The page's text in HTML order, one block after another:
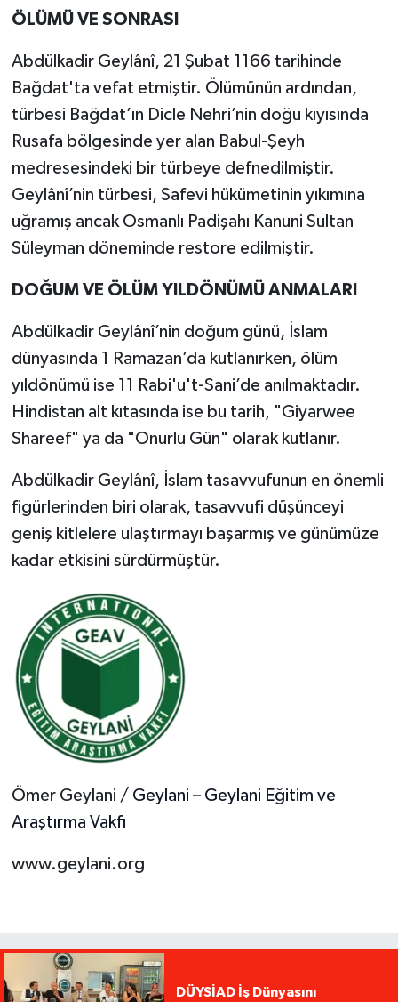
ÖLÜMÜ VE SONRASI
Abdülkadir Geylânî, 21 Şubat 1166 tarihinde
Bağdat'ta vefat etmiştir. Ölümünün ardından,
türbesi Bağdat’ın Dicle Nehri’nin doğu kıyısında
Rusafa bölgesinde yer alan Babul-Şeyh
medresesindeki bir türbeye defnedilmiştir.
Geylânî’nin türbesi, Safevi hükümetinin yıkımına
uğramış ancak Osmanlı Padişahı Kanuni Sultan
Süleyman döneminde restore edilmiştir.
DOĞUM VE ÖLÜM YILDÖNÜMÜ ANMALARI
Abdülkadir Geylânî’nin doğum günü, İslam
dünyasında 1 Ramazan’da kutlanırken, ölüm
yıldönümü ise 11 Rabi'u't-Sani’de anılmaktadır.
Hindistan alt kıtasında ise bu tarih, "Giyarwee
Shareef" ya da "Onurlu Gün" olarak kutlanır.
Abdülkadir Geylânî, İslam tasavvufunun en önemli
figürlerinden biri olarak, tasavvufi düşünceyi
geniş kitlelere ulaştırmayı başarmış ve günümüze
kadar etkisini sürdürmüştür.
Ömer Geylani / Geylani – Geylani Eğitim ve
Araştırma Vakfı
www.geylani.org
DÜYSİAD İş Dünyasını